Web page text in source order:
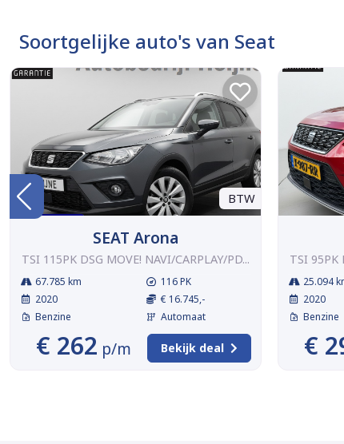
Soortgelijke auto's van Seat
BTW
SEAT Arona
TSI 115PK DSG MOVE! NAVI/CARPLAY/PD...
67.785 km
2020
Benzine
116 PK
€ 16.745,-
Automaat
€ 262 p/m Bekijk deal
TSI 95PK
25.094
2020
Benzine
€